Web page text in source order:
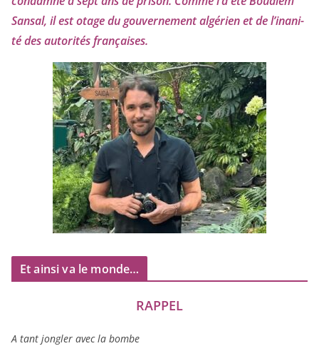
Sansal, il est otage du gou­ver­ne­ment algé­rien et de l’i­na­ni­
té des auto­ri­tés françaises.
Et ainsi va le monde…
RAPPEL
A tant jon­gler avec la bombe